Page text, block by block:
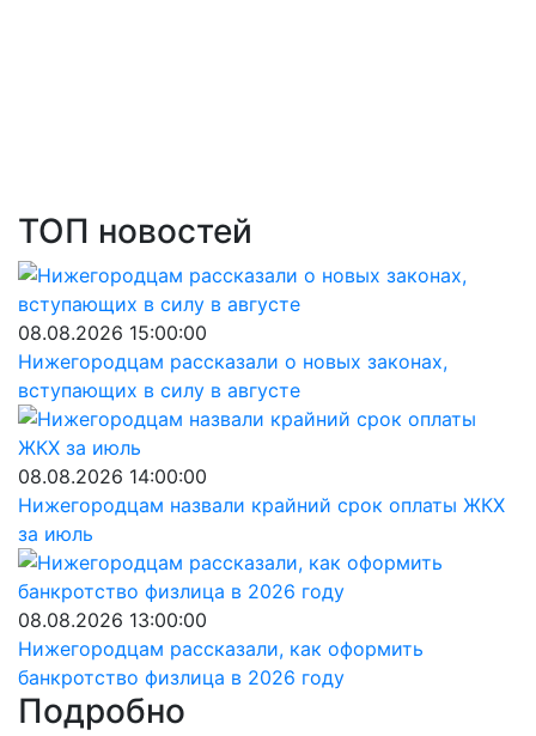
ТОП новостей
08.08.2026 15:00:00
Нижегородцам рассказали о новых законах,
вступающих в силу в августе
08.08.2026 14:00:00
Нижегородцам назвали крайний срок оплаты ЖКХ
за июль
08.08.2026 13:00:00
Нижегородцам рассказали, как оформить
банкротство физлица в 2026 году
Подробно